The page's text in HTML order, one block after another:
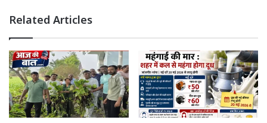
Related Articles